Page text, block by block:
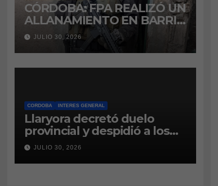
CÓRDOBA: FPA REALIZÓ UN
ALLANAMIENTO EN BARRIO
VILLA BOEDO
RELACIONADO CON UNA
CAUSA DE DROGAS EN LA
CÁRCEL DE BOUWER
JULIO 30, 2026
CORDOBA INTERES GENERAL
Llaryora decretó duelo
provincial y despidió a los
bomberos cordobeses
fallecidos en la tragedia
aérea de San Juan
JULIO 30, 2026